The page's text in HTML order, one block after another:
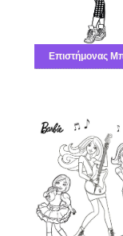
Επιστήμονας